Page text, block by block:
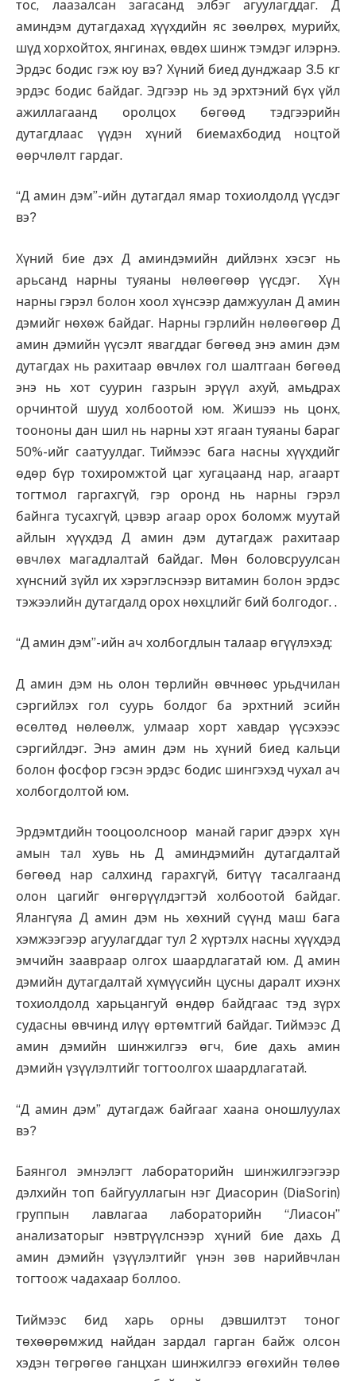
тос, лаазалсан загасанд элбэг агуулагддаг. Д
аминдэм дутагдахад хүүхдийн яс зөөлрөх, мурийх,
шүд хорхойтох, янгинах, өвдөх шинж тэмдэг илэрнэ.
Эрдэс бодис гэж юу вэ? Хүний биед дунджаар 3.5 кг
эрдэс бодис байдаг. Эдгээр нь эд эрхтэний бүх үйл
ажиллагаанд оролцох бөгөөд тэдгээрийн
дутагдлаас үүдэн хүний биемахбодид ноцтой
өөрчлөлт гардаг.
“Д амин дэм”-ийн дутагдал ямар тохиолдолд үүсдэг
вэ?
Хүний бие дэх Д аминдэмийн дийлэнх хэсэг нь
арьсанд нарны туяаны нөлөөгөөр үүсдэг. Хүн
нарны гэрэл болон хоол хүнсээр дамжуулан Д амин
дэмийг нөхөж байдаг. Нарны гэрлийн нөлөөгөөр Д
амин дэмийн үүсэлт явагддаг бөгөөд энэ амин дэм
дутагдах нь рахитаар өвчлөх гол шалтгаан бөгөөд
энэ нь хот суурин газрын эрүүл ахуй, амьдрах
орчинтой шууд холбоотой юм. Жишээ нь цонх,
тоононы дан шил нь нарны хэт ягаан туяаны бараг
50%-ийг саатуулдаг. Тиймээс бага насны хүүхдийг
өдөр бүр тохиромжтой цаг хугацаанд нар, агаарт
тогтмол гаргахгүй, гэр оронд нь нарны гэрэл
байнга тусахгүй, цэвэр агаар орох боломж муутай
айлын хүүхдэд Д амин дэм дутагдаж рахитаар
өвчлөх магадлалтай байдаг. Мөн боловсруулсан
хүнсний зүйл их хэрэглэснээр витамин болон эрдэс
тэжээлийн дутагдалд орох нөхцлийг бий болгодог. .
“Д амин дэм”-ийн ач холбогдлын талаар өгүүлэхэд:
Д амин дэм нь олон төрлийн өвчнөөс урьдчилан
сэргийлэх гол суурь болдог ба эрхтний эсийн
өсөлтөд нөлөөлж, улмаар хорт хавдар үүсэхээс
сэргийлдэг. Энэ амин дэм нь хүний биед кальци
болон фосфор гэсэн эрдэс бодис шингэхэд чухал ач
холбогдолтой юм.
Эрдэмтдийн тооцоолсноор манай гариг дээрх хүн
амын тал хувь нь Д аминдэмийн дутагдалтай
бөгөөд нар салхинд гарахгүй, битүү тасалгаанд
олон цагийг өнгөрүүлдэгтэй холбоотой байдаг.
Ялангүяа Д амин дэм нь хөхний сүүнд маш бага
хэмжээгээр агуулагддаг тул 2 хүртэлх насны хүүхдэд
эмчийн заавраар олгох шаардлагатай юм. Д амин
дэмийн дутагдалтай хүмүүсийн цусны даралт ихэнх
тохиолдолд харьцангуй өндөр байдгаас тэд зүрх
судасны өвчинд илүү өртөмтгий байдаг. Тиймээс Д
амин дэмийн шинжилгээ өгч, бие дахь амин
дэмийн үзүүлэлтийг тогтоолгох шаардлагатай.
“Д амин дэм” дутагдаж байгааг хаана оношлуулах
вэ?
Баянгол эмнэлэгт лабораторийн шинжилгээгээр
дэлхийн топ байгууллагын нэг Диасорин (DiaSorin)
группын лавлагаа лабораторийн “Лиасон”
анализаторыг нэвтрүүлснээр хүний бие дахь Д
амин дэмийн үзүүлэлтийг үнэн зөв нарийвчлан
тогтоож чадахаар боллоо.
Тиймээс бид харь орны дэвшилтэт тоног
төхөөрөмжид найдан зардал гарган байж олсон
хэдэн төгрөгөө ганцхан шинжилгээ өгөхийн төлөө